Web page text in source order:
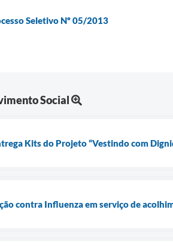
Seletivo Nº 05/2013
Social
Kits do Projeto “Vestindo com
contra Influenza em serviço de